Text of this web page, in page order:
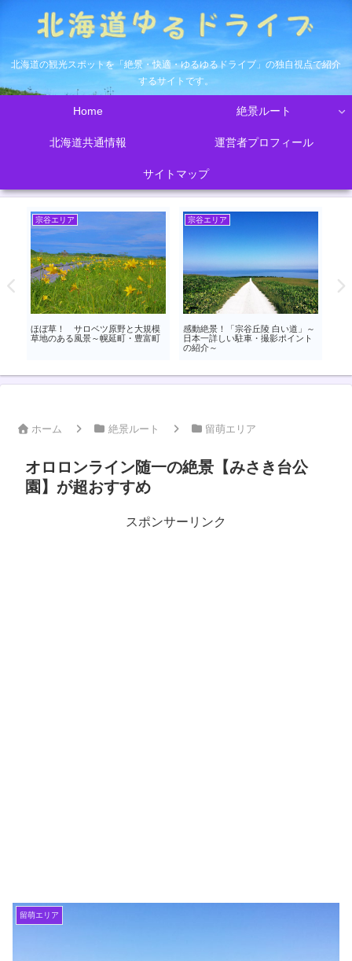
北海道の観光スポットを「絶景・快適・ゆるゆるドライブ」の独自視点で紹介
するサイトです。
Home 絶景ルート
北海道共通情報 運営者プロフィール
サイトマップ
日高エリア
馬プラセンタ原液 北海道ノーザ
ンファーム限定美容液が人気
十勝エリア
えりも→帯広への行き方４ルート
～おすすめは国道以外の３択
ホーム 絶景ルート 留萌エリア
オロロンライン随一の絶景【みさき台公
園】が超おすすめ
スポンサーリンク
留萌エリア